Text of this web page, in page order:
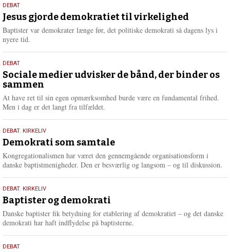
e
r
18.
maj
2026
DEBAT
Jesus gjorde demokratiet til virkelighed
Baptister var demokrater længe før, det politiske demokrati så dagens lys i
nyere tid.
18.
maj
2026
DEBAT
Sociale medier udvisker de bånd, der binder os
sammen
At have ret til sin egen opmærksomhed burde være en fundamental frihed.
Men i dag er det langt fra tilfældet.
18.
maj
2026
DEBAT, KIRKELIV
Demokrati som samtale
Kongregationalismen har været den gennemgående organisationsform i
danske baptistmenigheder. Den er besværlig og langsom – og til diskussion.
18.
maj
2026
DEBAT, KIRKELIV
Baptister og demokrati
Danske baptister fik betydning for etablering af demokratiet – og det danske
demokrati har haft indflydelse på baptisterne.
18.
DEBAT